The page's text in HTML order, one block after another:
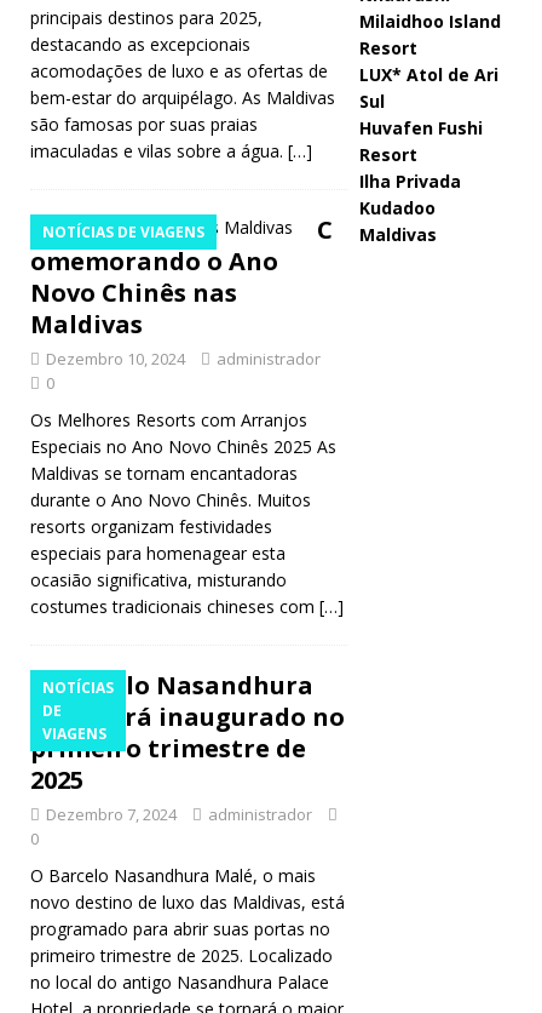
principais destinos para 2025,
destacando as excepcionais
acomodações de luxo e as ofertas de
bem-estar do arquipélago. As Maldivas
são famosas por suas praias
imaculadas e vilas sobre a água. […]
NOTÍCIAS DE VIAGENS
C
omemorando o Ano
Novo Chinês nas
Maldivas
Dezembro 10, 2024
administrador
0
Os Melhores Resorts com Arranjos
Especiais no Ano Novo Chinês 2025 As
Maldivas se tornam encantadoras
durante o Ano Novo Chinês. Muitos
resorts organizam festividades
especiais para homenagear esta
ocasião significativa, misturando
costumes tradicionais chineses com […]
NOTÍCIAS
DE
VIAGENS
Barcelo Nasandhura
Malé será inaugurado no
primeiro trimestre de
2025
Dezembro 7, 2024
administrador
0
O Barcelo Nasandhura Malé, o mais
novo destino de luxo das Maldivas, está
programado para abrir suas portas no
primeiro trimestre de 2025. Localizado
no local do antigo Nasandhura Palace
Milaidhoo Island
Resort
LUX* Atol de Ari
Sul
Huvafen Fushi
Resort
Ilha Privada
Kudadoo
Maldivas